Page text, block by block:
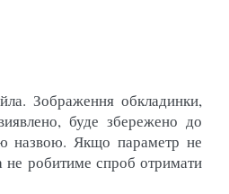
Зображення обкладинки,
буде збережено до
назвою. Якщо параметр не
не робитиме спроб отримати